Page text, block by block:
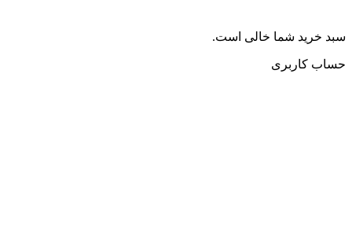
سبد خرید شما خالی است.
حساب کاربری